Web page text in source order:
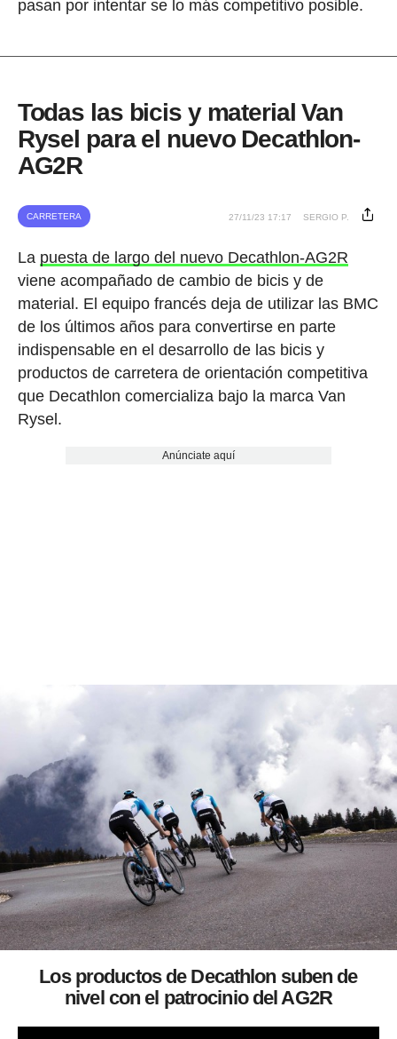
pasan por intentar se lo más competitivo posible.
Todas las bicis y material Van
Rysel para el nuevo Decathlon-
AG2R
CARRETERA 27/11/23 17:17 SERGIO P.
La puesta de largo del nuevo Decathlon-AG2R
viene acompañado de cambio de bicis y de
material. El equipo francés deja de utilizar las BMC
de los últimos años para convertirse en parte
indispensable en el desarrollo de las bicis y
productos de carretera de orientación competitiva
que Decathlon comercializa bajo la marca Van
Rysel.
Anúnciate aquí
Los productos de Decathlon suben de
nivel con el patrocinio del AG2R